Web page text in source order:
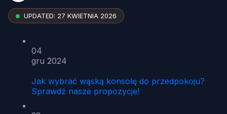
UPDATED: 27 KWIETNIA 2026
04
gru 2024
Jak wybrać wąską konsolę do przedpokoju?
Sprawdź nasze propozycje!